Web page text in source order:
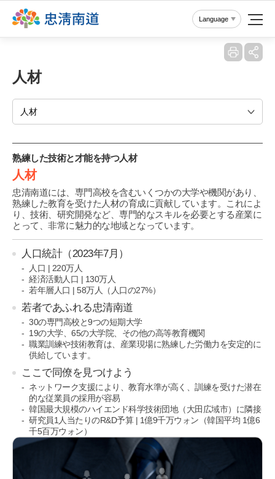
Language
人材
人材
熟練した技術と才能を持つ人材
人材
忠清南道には、専門高校を含むいくつかの大学や機関があり、
熟練した教育を受けた人材の育成に貢献しています。これによ
り、技術、研究開発など、専門的なスキルを必要とする産業に
とって、非常に魅力的な地域となっています。
人口統計（2023年7月）
人口 | 220万人
経済活動人口 | 130万人
若年層人口 | 58万人（人口の27%）
若者であふれる忠清南道
30の専門高校と9つの短期大学
19の大学、65の大学院、その他の高等教育機関
職業訓練や技術教育は、産業現場に熟練した労働力を安定的に
供給しています。
ここで同僚を見つけよう
ネットワーク支援により、教育水準が高く、訓練を受けた潜在
的な従業員の採用が容易
韓国最大規模のハイエンド科学技術団地（大田広域市）に隣接
研究員1人当たりのR&D予算 | 1億9千万ウォン（韓国平均 1億6
千5百万ウォン）